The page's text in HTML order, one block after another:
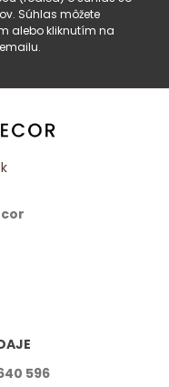
Súhlas môžete
alebo kliknutím na
596